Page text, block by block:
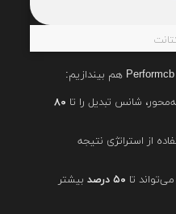
شانس تبدیل را تا ۸۰
از استراتژی نتیجه‌
تا ۵۰ درصد
بیشتر